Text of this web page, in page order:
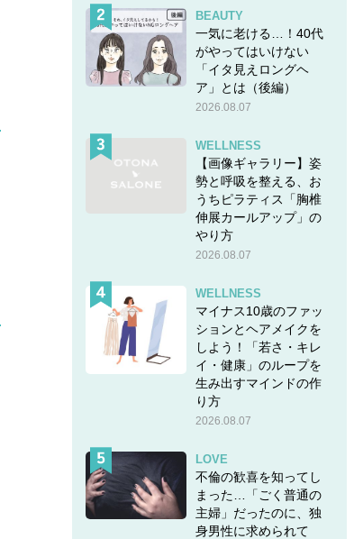
BEAUTY
一気に老ける…！40代
がやってはいけない
「イタ見えロングヘ
ア」とは（後編）
2026.08.07
WELLNESS
【画像ギャラリー】姿
勢と呼吸を整える、お
うちピラティス「胸椎
伸展カールアップ」の
やり方
2026.08.07
WELLNESS
マイナス10歳のファッ
ションとヘアメイクを
しよう！「若さ・キレ
イ・健康」のループを
生み出すマインドの作
り方
2026.08.07
LOVE
不倫の歓喜を知ってし
まった…「ごく普通の
主婦」だったのに、独
身男性に求められて